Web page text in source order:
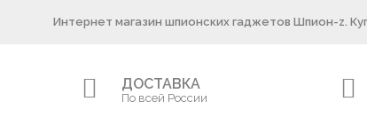
Интернет магазин шпионских гаджетов Шпион-z.
ДОСТАВКА
По всей России